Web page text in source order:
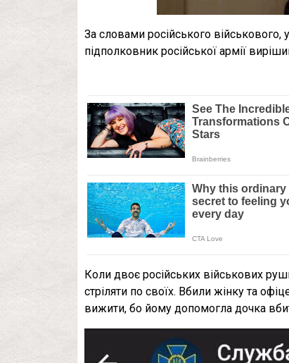
За словами російського військового,
підполковник російської армії
Коли двоє російських військових
стріляти по своїх. Вбили жінку та
вижити, бо йому допомогла дочка